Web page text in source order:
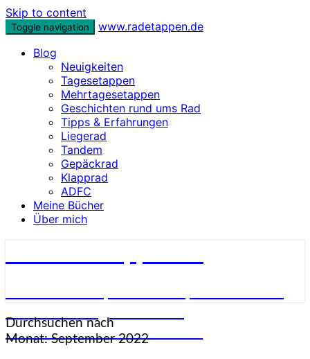
Skip to content
Toggle navigation
www.radetappen.de
Blog
Neuigkeiten
Tagesetappen
Mehrtagesetappen
Geschichten rund ums Rad
Tipps & Erfahrungen
Liegerad
Tandem
Gepäckrad
Klapprad
ADFC
Meine Bücher
Über mich
unterschiedlichsten Rädern
Durchsuchen nach
Monat:September 2022